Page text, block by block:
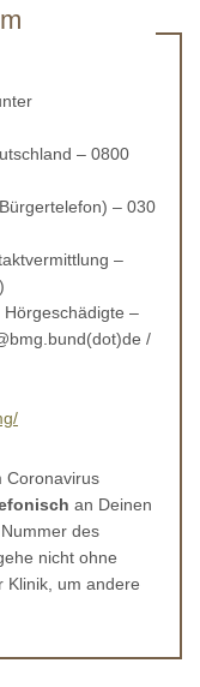
– 0800
– 030
–
)
–
/
Coronavirus
an Deinen
des
nicht ohne
Klinik, um andere